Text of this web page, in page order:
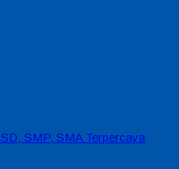
SMP, SMA Terpercaya